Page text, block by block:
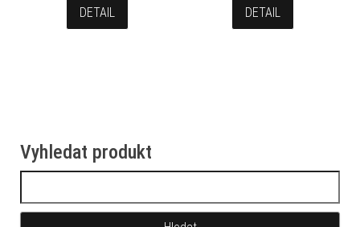
DETAIL DETAIL
Vyhledat produkt